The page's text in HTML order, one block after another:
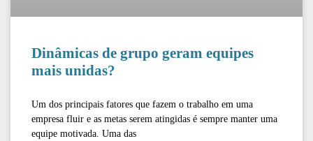
Dinâmicas de grupo geram equipes
mais unidas?
Um dos principais fatores que fazem o trabalho em uma
empresa fluir e as metas serem atingidas é sempre manter uma
equipe motivada. Uma das